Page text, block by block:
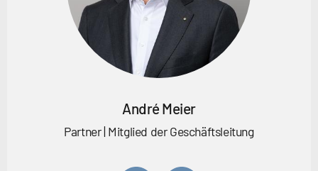
André Meier
Partner | Mitglied der Geschäftsleitung